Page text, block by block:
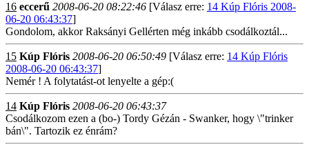
16 eccerű 2008-06-20 08:22:46 [Válasz erre: 14 Kúp Flóris 2008-
06-20 06:43:37]
Gondolom, akkor Raksányi Gellérten még inkább csodálkoztál...
15 Kúp Flóris 2008-06-20 06:50:49 [Válasz erre: 14 Kúp Flóris
2008-06-20 06:43:37]
Nemér ! A folytatást-ot lenyelte a gép:(
14 Kúp Flóris 2008-06-20 06:43:37
Csodálkozom ezen a (bo-) Tordy Gézán - Swanker, hogy \"trinker
bán\". Tartozik ez énrám?